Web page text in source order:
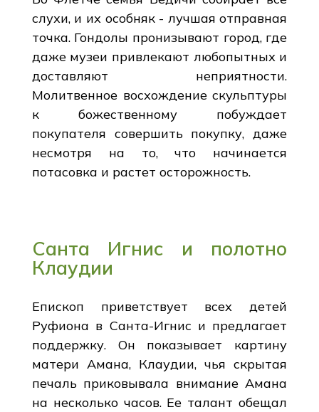
слухи, и их особняк - лучшая отправная
точка. Гондолы пронизывают город, где
даже музеи привлекают любопытных и
доставляют неприятности.
Молитвенное восхождение скульптуры
к божественному побуждает
покупателя совершить покупку, даже
несмотря на то, что начинается
потасовка и растет осторожность.
Санта Игнис и полотно
Клаудии
Епископ приветствует всех детей
Руфиона в Санта-Игнис и предлагает
поддержку. Он показывает картину
матери Амана, Клаудии, чья скрытая
печаль приковывала внимание Амана
на несколько часов. Ее талант обещал